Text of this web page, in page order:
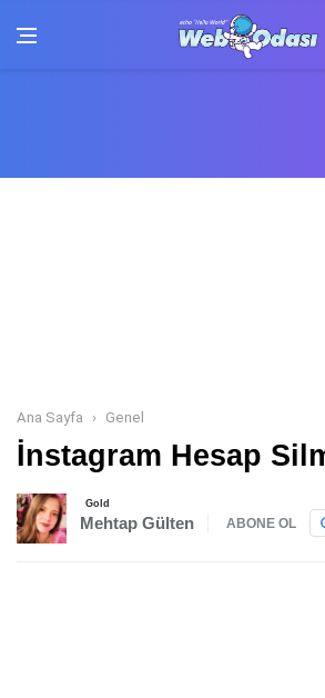
Ana Sayfa Genel
İnstagram Hesap
Gold
Mehtap Gülten ABONE OL